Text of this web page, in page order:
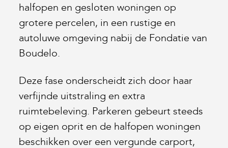
halfopen en gesloten woningen op
grotere percelen, in een rustige en
autoluwe omgeving nabij de Fondatie van
Boudelo.
Deze fase onderscheidt zich door haar
verfijnde uitstraling en extra
ruimtebeleving. Parkeren gebeurt steeds
op eigen oprit en de halfopen woningen
beschikken over een vergunde carport,